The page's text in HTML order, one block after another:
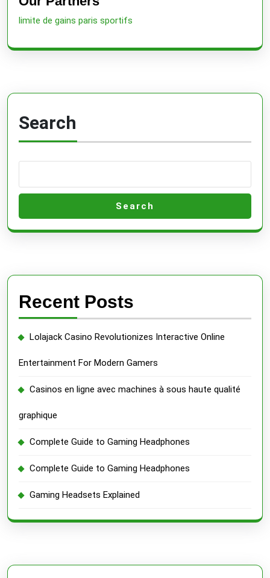
limite de gains paris sportifs
Search
Search
Recent Posts
Lolajack Casino Revolutionizes Interactive Online
Entertainment For Modern Gamers
Casinos en ligne avec machines à sous haute qualité
graphique
Complete Guide to Gaming Headphones
Complete Guide to Gaming Headphones
Gaming Headsets Explained